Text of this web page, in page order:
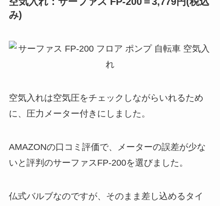
み)
空気入れは空気圧をチェックしながらいれるため
に、圧力メーター付きにしました。
AMAZONの口コミ評価で、メーターの誤差が少な
いと評判のサーファスFP-200を選びました。
仏式バルブなのですが、そのまま差し込めるタイ